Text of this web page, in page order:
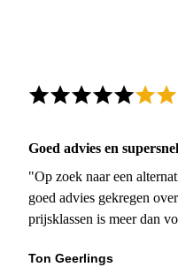
Goed advies en
"Op zoek naar een
goed advies gekregen
prijsklassen is meer dan
Ton Geerlings